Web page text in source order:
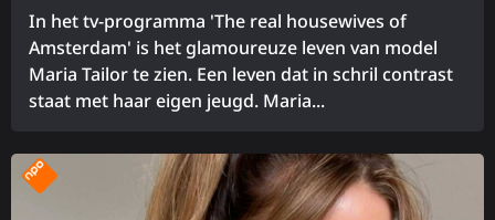
In het tv-programma 'The real housewives of
Amsterdam' is het glamoureuze leven van model
Maria Tailor te zien. Een leven dat in schril contrast
staat met haar eigen jeugd. Maria...
meer
over